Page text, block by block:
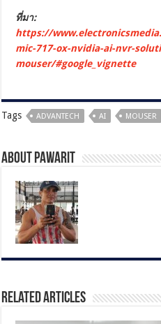
ที่มา:
https://
mic-717-ox-nvidia-ai-nvr-
mouser/#google_vignette
Tags ADVANTECH AI MOUSER
About pawarit
Related Articles